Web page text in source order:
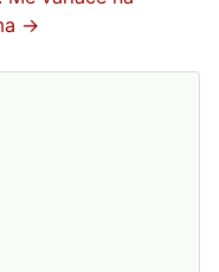
→